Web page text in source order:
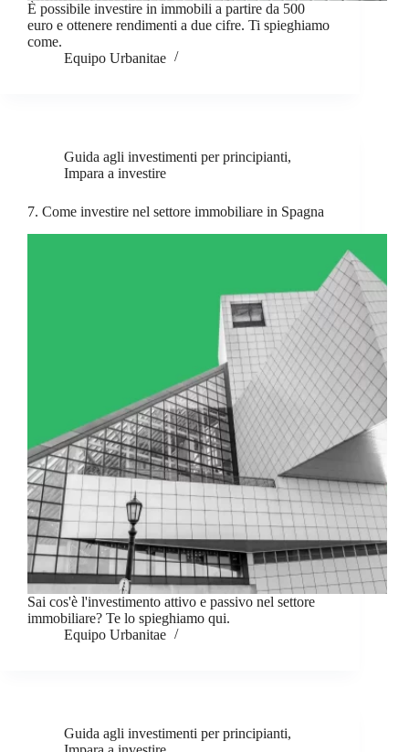
È possibile investire in immobili a partire da 500
euro e ottenere rendimenti a due cifre. Ti spieghiamo
come.
Equipo Urbanitae
Guida agli investimenti per principianti,
Impara a investire
7. Come investire nel settore immobiliare in Spagna
Sai cos'è l'investimento attivo e passivo nel settore
immobiliare? Te lo spieghiamo qui.
Equipo Urbanitae
Guida agli investimenti per principianti,